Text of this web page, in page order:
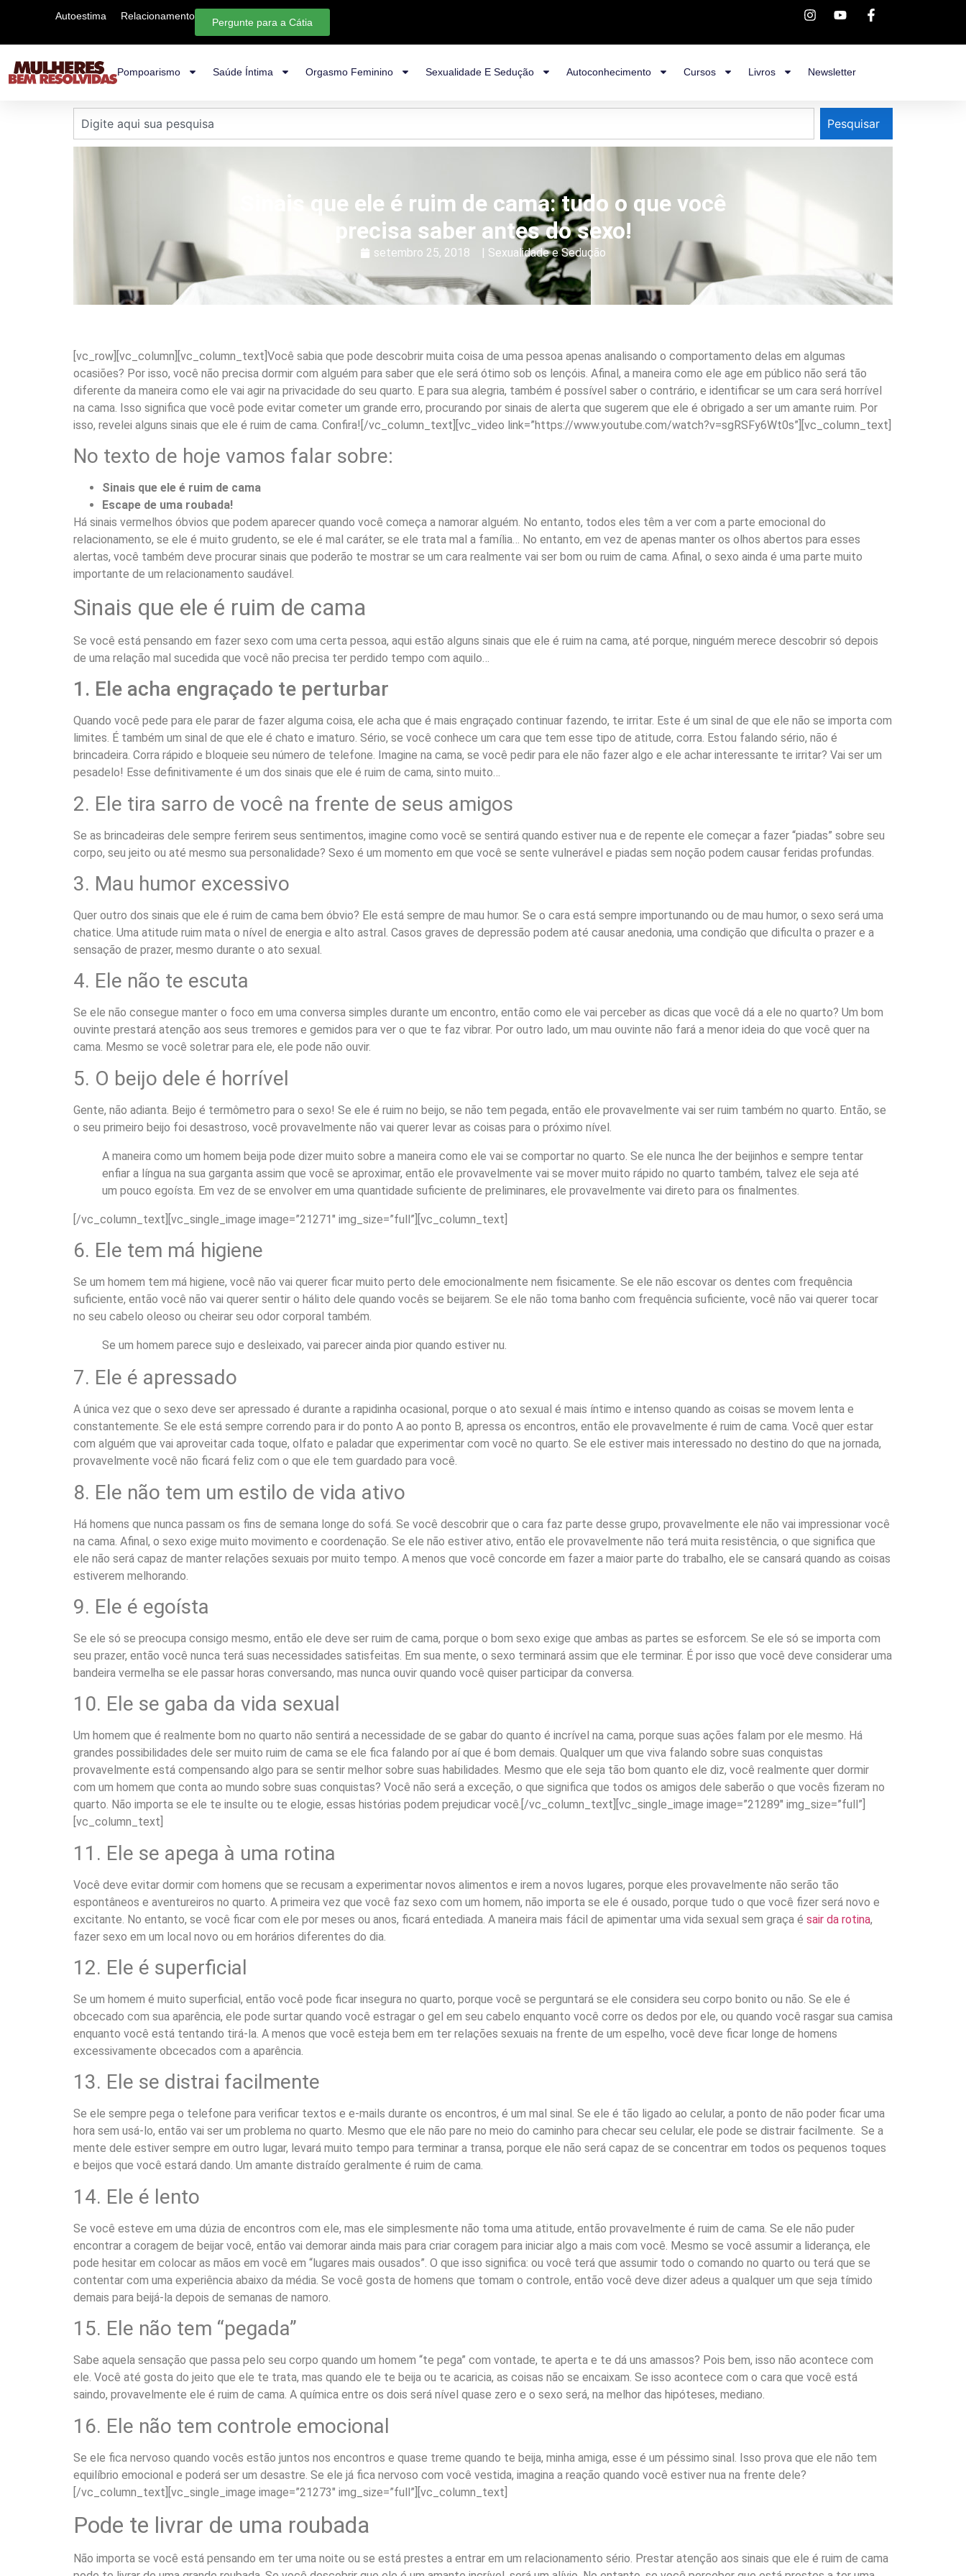
Autoestima Relacionamento
Pergunte para a Cátia
Pompoarismo Saúde Íntima Orgasmo Feminino Sexualidade E Sedução Autoconhecimento Cursos Livros Newsletter
Pesquisar
Sinais que ele é ruim de cama: tudo o que você
precisa saber antes do sexo!
setembro 25, 2018 | Sexualidade e Sedução
[vc_row][vc_column][vc_column_text] Você sabia que pode descobrir muita coisa de uma pessoa apenas analisando o comportamento delas em algumas
ocasiões? Por isso, você não precisa dormir com alguém para saber que ele será ótimo sob os lençóis. Afinal, a maneira como ele age em público não será tão
diferente da maneira como ele vai agir na privacidade do seu quarto. E para sua alegria, também é possível saber o contrário, e identificar se um cara será horrível
na cama. Isso significa que você pode evitar cometer um grande erro, procurando por sinais de alerta que sugerem que ele é obrigado a ser um amante ruim. Por
isso, revelei alguns sinais que ele é ruim de cama. Confira! [/vc_column_text][vc_video link=”https://www.youtube.com/watch?v=sgRSFy6Wt0s”][vc_column_text]
No texto de hoje vamos falar sobre:
Sinais que ele é ruim de cama
Escape de uma roubada!
Há sinais vermelhos óbvios que podem aparecer quando você começa a namorar alguém. No entanto, todos eles têm a ver com a parte emocional do
relacionamento, se ele é muito grudento, se ele é mal caráter, se ele trata mal a família… No entanto, em vez de apenas manter os olhos abertos para esses
alertas, você também deve procurar sinais que poderão te mostrar se um cara realmente vai ser bom ou ruim de cama. Afinal, o sexo ainda é uma parte muito
importante de um relacionamento saudável.
Sinais que ele é ruim de cama
Se você está pensando em fazer sexo com uma certa pessoa, aqui estão alguns sinais que ele é ruim na cama, até porque, ninguém merece descobrir só depois
de uma relação mal sucedida que você não precisa ter perdido tempo com aquilo…
1. Ele acha engraçado te perturbar
Quando você pede para ele parar de fazer alguma coisa, ele acha que é mais engraçado continuar fazendo, te irritar. Este é um sinal de que ele não se importa com
limites. É também um sinal de que ele é chato e imaturo. Sério, se você conhece um cara que tem esse tipo de atitude, corra. Estou falando sério, não é
brincadeira. Corra rápido e bloqueie seu número de telefone. Imagine na cama, se você pedir para ele não fazer algo e ele achar interessante te irritar? Vai ser um
pesadelo! Esse definitivamente é um dos sinais que ele é ruim de cama, sinto muito…
2. Ele tira sarro de você na frente de seus amigos
Se as brincadeiras dele sempre ferirem seus sentimentos, imagine como você se sentirá quando estiver nua e de repente ele começar a fazer “piadas” sobre seu
corpo, seu jeito ou até mesmo sua personalidade? Sexo é um momento em que você se sente vulnerável e piadas sem noção podem causar feridas profundas.
3. Mau humor excessivo
Quer outro dos sinais que ele é ruim de cama bem óbvio? Ele está sempre de mau humor. Se o cara está sempre importunando ou de mau humor, o sexo será uma
chatice. Uma atitude ruim mata o nível de energia e alto astral. Casos graves de depressão podem até causar anedonia, uma condição que dificulta o prazer e a
sensação de prazer, mesmo durante o ato sexual.
4. Ele não te escuta
Se ele não consegue manter o foco em uma conversa simples durante um encontro, então como ele vai perceber as dicas que você dá a ele no quarto? Um bom
ouvinte prestará atenção aos seus tremores e gemidos para ver o que te faz vibrar. Por outro lado, um mau ouvinte não fará a menor ideia do que você quer na
cama. Mesmo se você soletrar para ele, ele pode não ouvir.
5. O beijo dele é horrível
Gente, não adianta. Beijo é termômetro para o sexo! Se ele é ruim no beijo, se não tem pegada, então ele provavelmente vai ser ruim também no quarto. Então, se
o seu primeiro beijo foi desastroso, você provavelmente não vai querer levar as coisas para o próximo nível.
A maneira como um homem beija pode dizer muito sobre a maneira como ele vai se comportar no quarto. Se ele nunca lhe der beijinhos e sempre tentar
enfiar a língua na sua garganta assim que você se aproximar, então ele provavelmente vai se mover muito rápido no quarto também, talvez ele seja até
um pouco egoísta. Em vez de se envolver em uma quantidade suficiente de preliminares, ele provavelmente vai direto para os finalmentes.
[/vc_column_text][vc_single_image image=”21271″ img_size=”full”][vc_column_text]
6. Ele tem má higiene
Se um homem tem má higiene, você não vai querer ficar muito perto dele emocionalmente nem fisicamente. Se ele não escovar os dentes com frequência
suficiente, então você não vai querer sentir o hálito dele quando vocês se beijarem. Se ele não toma banho com frequência suficiente, você não vai querer tocar
no seu cabelo oleoso ou cheirar seu odor corporal também.
Se um homem parece sujo e desleixado, vai parecer ainda pior quando estiver nu.
7. Ele é apressado
A única vez que o sexo deve ser apressado é durante a rapidinha ocasional, porque o ato sexual é mais íntimo e intenso quando as coisas se movem lenta e
constantemente. Se ele está sempre correndo para ir do ponto A ao ponto B, apressa os encontros, então ele provavelmente é ruim de cama. Você quer estar
com alguém que vai aproveitar cada toque, olfato e paladar que experimentar com você no quarto. Se ele estiver mais interessado no destino do que na jornada,
provavelmente você não ficará feliz com o que ele tem guardado para você.
8. Ele não tem um estilo de vida ativo
Há homens que nunca passam os fins de semana longe do sofá. Se você descobrir que o cara faz parte desse grupo, provavelmente ele não vai impressionar você
na cama. Afinal, o sexo exige muito movimento e coordenação. Se ele não estiver ativo, então ele provavelmente não terá muita resistência, o que significa que
ele não será capaz de manter relações sexuais por muito tempo. A menos que você concorde em fazer a maior parte do trabalho, ele se cansará quando as coisas
estiverem melhorando.
9. Ele é egoísta
Se ele só se preocupa consigo mesmo, então ele deve ser ruim de cama, porque o bom sexo exige que ambas as partes se esforcem. Se ele só se importa com
seu prazer, então você nunca terá suas necessidades satisfeitas. Em sua mente, o sexo terminará assim que ele terminar. É por isso que você deve considerar uma
bandeira vermelha se ele passar horas conversando, mas nunca ouvir quando você quiser participar da conversa.
10. Ele se gaba da vida sexual
Um homem que é realmente bom no quarto não sentirá a necessidade de se gabar do quanto é incrível na cama, porque suas ações falam por ele mesmo. Há
grandes possibilidades dele ser muito ruim de cama se ele fica falando por aí que é bom demais. Qualquer um que viva falando sobre suas conquistas
provavelmente está compensando algo para se sentir melhor sobre suas habilidades. Mesmo que ele seja tão bom quanto ele diz, você realmente quer dormir
com um homem que conta ao mundo sobre suas conquistas? Você não será a exceção, o que significa que todos os amigos dele saberão o que vocês fizeram no
quarto. Não importa se ele te insulte ou te elogie, essas histórias podem prejudicar você. [/vc_column_text][vc_single_image image=”21289″ img_size=”full”]
[vc_column_text]
11. Ele se apega à uma rotina
Você deve evitar dormir com homens que se recusam a experimentar novos alimentos e irem a novos lugares, porque eles provavelmente não serão tão
espontâneos e aventureiros no quarto. A primeira vez que você faz sexo com um homem, não importa se ele é ousado, porque tudo o que você fizer será novo e
excitante. No entanto, se você ficar com ele por meses ou anos, ficará entediada. A maneira mais fácil de apimentar uma vida sexual sem graça é sair da rotina,
fazer sexo em um local novo ou em horários diferentes do dia.
12. Ele é superficial
Se um homem é muito superficial, então você pode ficar insegura no quarto, porque você se perguntará se ele considera seu corpo bonito ou não. Se ele é
obcecado com sua aparência, ele pode surtar quando você estragar o gel em seu cabelo enquanto você corre os dedos por ele, ou quando você rasgar sua camisa
enquanto você está tentando tirá-la. A menos que você esteja bem em ter relações sexuais na frente de um espelho, você deve ficar longe de homens
excessivamente obcecados com a aparência.
13. Ele se distrai facilmente
Se ele sempre pega o telefone para verificar textos e e-mails durante os encontros, é um mal sinal. Se ele é tão ligado ao celular, a ponto de não poder ficar uma
hora sem usá-lo, então vai ser um problema no quarto. Mesmo que ele não pare no meio do caminho para checar seu celular, ele pode se distrair facilmente. Se a
mente dele estiver sempre em outro lugar, levará muito tempo para terminar a transa, porque ele não será capaz de se concentrar em todos os pequenos toques
e beijos que você estará dando. Um amante distraído geralmente é ruim de cama.
14. Ele é lento
Se você esteve em uma dúzia de encontros com ele, mas ele simplesmente não toma uma atitude, então provavelmente é ruim de cama. Se ele não puder
encontrar a coragem de beijar você, então vai demorar ainda mais para criar coragem para iniciar algo a mais com você. Mesmo se você assumir a liderança, ele
pode hesitar em colocar as mãos em você em “lugares mais ousados”. O que isso significa: ou você terá que assumir todo o comando no quarto ou terá que se
contentar com uma experiência abaixo da média. Se você gosta de homens que tomam o controle, então você deve dizer adeus a qualquer um que seja tímido
demais para beijá-la depois de semanas de namoro.
15. Ele não tem “pegada”
Sabe aquela sensação que passa pelo seu corpo quando um homem “te pega” com vontade, te aperta e te dá uns amassos? Pois bem, isso não acontece com
ele. Você até gosta do jeito que ele te trata, mas quando ele te beija ou te acaricia, as coisas não se encaixam. Se isso acontece com o cara que você está
saindo, provavelmente ele é ruim de cama. A química entre os dois será nível quase zero e o sexo será, na melhor das hipóteses, mediano.
16. Ele não tem controle emocional
Se ele fica nervoso quando vocês estão juntos nos encontros e quase treme quando te beija, minha amiga, esse é um péssimo sinal. Isso prova que ele não tem
equilíbrio emocional e poderá ser um desastre. Se ele já fica nervoso com você vestida, imagina a reação quando você estiver nua na frente dele?
[/vc_column_text][vc_single_image image=”21273″ img_size=”full”][vc_column_text]
Pode te livrar de uma roubada
Não importa se você está pensando em ter uma noite ou se está prestes a entrar em um relacionamento sério. Prestar atenção aos sinais que ele é ruim de cama